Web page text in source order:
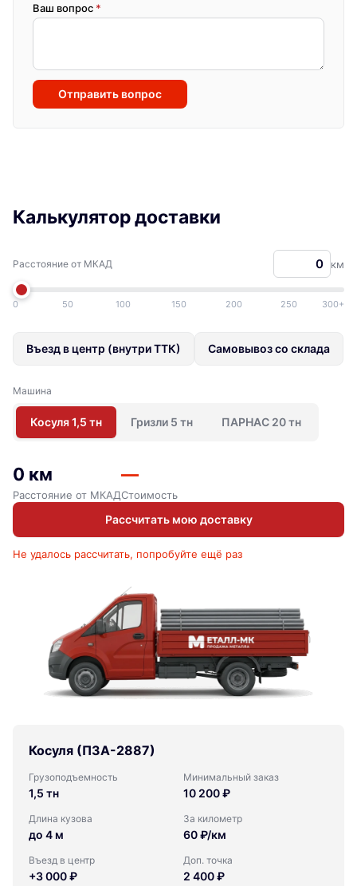
Ваш вопрос *
Отправить вопрос
Калькулятор доставки
Расстояние от МКАД км
0 50 100 150 200 250 300+
Въезд в центр (внутри ТТК) Самовывоз со склада
Машина
Косуля 1,5 тн Гризли 5 тн ПАРНАС 20 тн
0 км
Расстояние от МКАД
—
Стоимость
Рассчитать мою доставку
Не удалось рассчитать, попробуйте ещё раз
Косуля (ПЗА-2887)
Грузоподъемность
1,5 тн
Минимальный заказ
10 200 ₽
Длина кузова
до 4 м
За километр
60 ₽/км
Въезд в центр
+3 000 ₽
Доп. точка
2 400 ₽